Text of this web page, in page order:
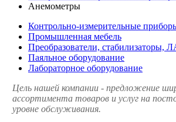
Анемометры
Контрольно-измерительные
Промышленная мебель
Преобразователи, стабилизаторы,
Паяльное оборудование
Лабораторное оборудование
Цель нашей компании - предложение
ассортимента товаров и услуг на
уровне обслуживания.